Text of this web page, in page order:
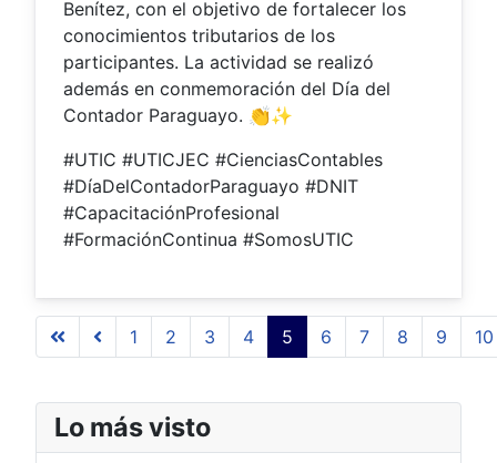
Benítez, con el objetivo de fortalecer los
conocimientos tributarios de los
participantes. La actividad se realizó
además en conmemoración del Día del
Contador Paraguayo. 👏✨
#UTIC #UTICJEC #CienciasContables
#DíaDelContadorParaguayo #DNIT
#CapacitaciónProfesional
#FormaciónContinua #SomosUTIC
Página 5 de 509
1 2 3 4 5 6 7 8 9 10
Lo más visto